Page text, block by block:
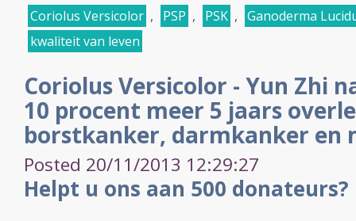
Coriolus Versicolor , PSP , PSK , Ganoderma
kwaliteit van leven
Coriolus Versicolor - Yun Zhi
10 procent meer 5 jaars
borstkanker, darmkanker en
Posted 20/11/2013 12:29:27
Helpt u ons aan 500 donateurs?